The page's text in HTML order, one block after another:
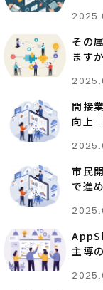
その
ます
間接
向上
市民
で進
主導